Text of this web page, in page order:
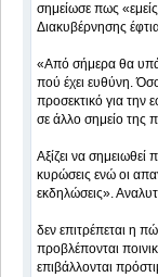
σημείωσε πως
Διακυβέρνησης
«Από σήμερα θα
πού έχει ευθύνη.
προσεκτικό για
σε άλλο σημείο της
Αξίζει να
κυρώσεις ενώ οι
εκδηλώσεις».
δεν επιτρέπεται η
προβλέπονται
επιβάλλονται